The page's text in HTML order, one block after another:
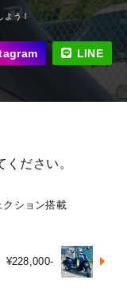
LINE
ください。
クション搭載
¥228,000-